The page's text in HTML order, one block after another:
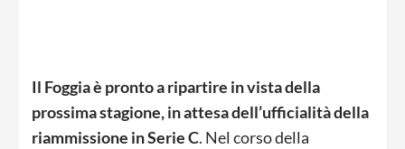
Il Foggia è pronto a ripartire in vista della
prossima stagione, in attesa dell’ufficialità della
riammissione in Serie C. Nel corso della